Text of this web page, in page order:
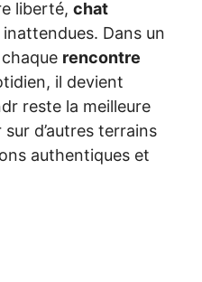
liberté, chat
Dans un
rencontre
il devient
reste la meilleure
d’autres terrains
authentiques et